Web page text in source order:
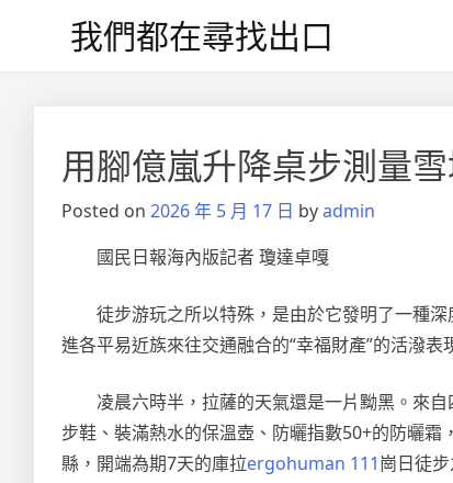
我們都在尋找出口
用腳億嵐升降桌步測量
Posted on 2026 年 5 月 17 日 byadmin
國民日報海內版記者 瓊達卓嘎
徒步游玩之所以特殊，是由於它發明了一種
進各平易近族來往交通融合的“幸福財產”的活潑表
凌晨六時半，拉薩的天氣還是一片黝黑。來
步鞋、裝滿熱水的保溫壺、防曬指數50+的防曬
縣，開端為期7天的庫拉ergohuman 111崗日徒步